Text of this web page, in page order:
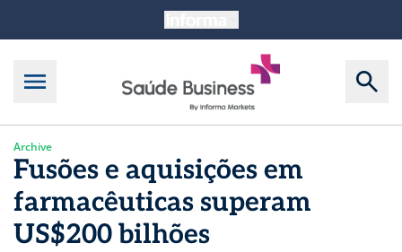
Archive
Fusões e aquisições em
farmacêuticas superam
US$200 bilhões